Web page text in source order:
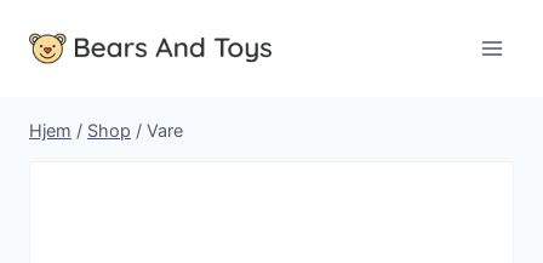
Hjem / Shop / Vare